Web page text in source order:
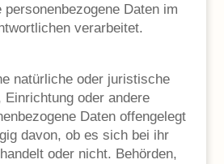
Daten im
verarbeitet.
natürliche oder juristische
Einrichtung oder andere
Daten offengelegt
davon, ob es sich bei ihr
oder nicht. Behörden,